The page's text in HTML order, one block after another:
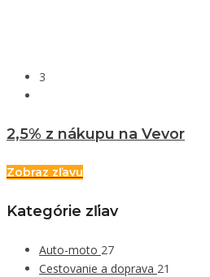
3
2,5% z nákupu na Vevor
Zobraz zľavu
Kategórie zľiav
Auto-moto 27
Cestovanie a doprava 21